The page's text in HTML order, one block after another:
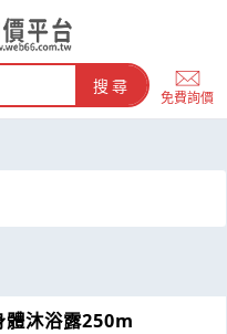
搜尋
免費詢價
體沐浴露250m